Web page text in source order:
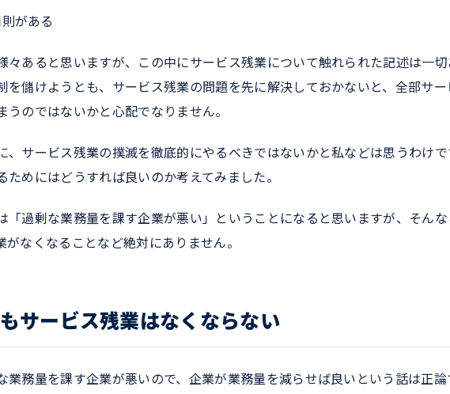
がある
々あると思いますが、この中にサービス残業について触れられた記述は一切
を儲けようとも、サービス残業の問題を先に解決しておかないと、全部サー
のではないかと心配でなりません。
、サービス残業の撲滅を徹底的にやるべきではないかと私などは思うわけで
めにはどうすれば良いのか考えてみました。
「過剰な業務量を課す企業が悪い」ということになると思いますが、そんな
なくなることなど絶対にありません。
サービス残業はなくならない
業務量を課す企業が悪いので、企業が業務量を減らせば良いという話は正論